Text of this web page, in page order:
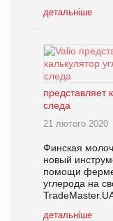
детальніше
представляет
следа
21 лютого 2020
Финская
новый
помощи
углерода на
детальніше